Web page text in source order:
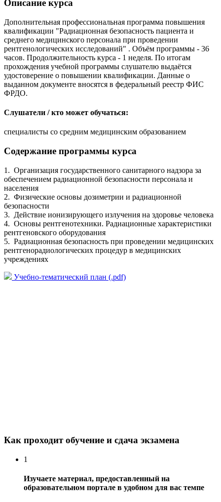
Описание курса
Дополнительная профессиональная программа повышения
квалификации "Радиационная безопасность пациента и
среднего медицинского персонала при проведении
рентгенологических исследований" . Объём программы - 36
часов. Продолжительность курса - 1 неделя. По итогам
прохождения учебной программы слушателю выдаётся
удостоверение о повышении квалификации. Данные о
выданном документе вносятся в федеральный реестр ФИС
ФРДО.
Слушатели / кто может обучаться:
специалисты со средним медицинским образованием
Содержание программы курса
1. Организация государственного санитарного надзора за
обеспечением радиационной безопасности персонала и
населения
2. Физические основы дозиметрии и радиационной
безопасности
3. Действие ионизирующего излучения на здоровье человека
4. Основы рентгенотехники. Радиационные характеристики
рентгеновского оборудования
5. Радиационная безопасность при проведении медицинских
рентгенорадиологических процедур в медицинских
учреждениях
Учебно-тематический план (.pdf)
Как проходит обучение и сдача экзамена
1
Изучаете материал, предоставленный на
образовательном портале в удобном для вас темпе